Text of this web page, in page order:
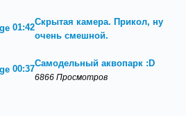
01:42
Скрытая камера. Прикол, ну
очень смешной.
00:37
Самодельный аквопарк :D
6866 Просмотров